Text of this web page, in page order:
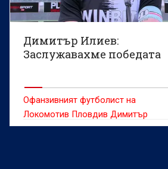
Димитър Илиев:
Заслужавахме победата
Офанзивният футболист на
Локомотив Пловдив Димитър
Илиев даде своето мнение след